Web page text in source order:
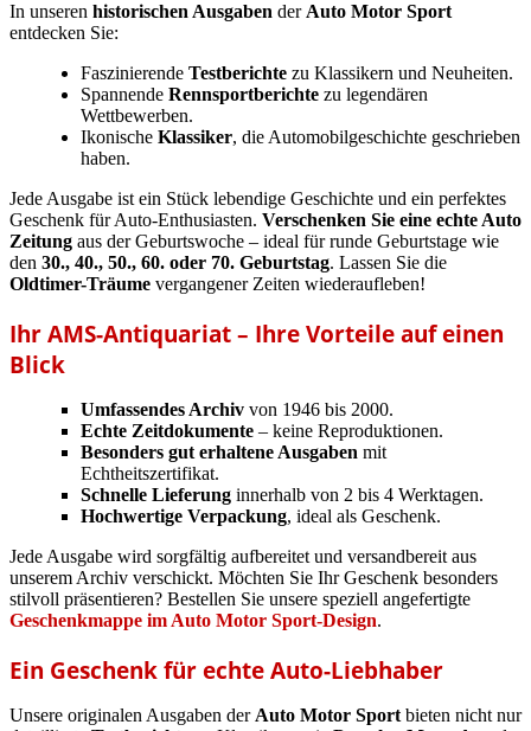
In unseren historischen Ausgaben der Auto Motor Sport
entdecken Sie:
Faszinierende Testberichte zu Klassikern und Neuheiten.
Spannende Rennsportberichte zu legendären
Wettbewerben.
Ikonische Klassiker, die Automobilgeschichte geschrieben
haben.
Jede Ausgabe ist ein Stück lebendige Geschichte und ein perfektes
Geschenk für Auto-Enthusiasten. Verschenken Sie eine echte Auto
Zeitung aus der Geburtswoche – ideal für runde Geburtstage wie
den 30., 40., 50., 60. oder 70. Geburtstag. Lassen Sie die
Oldtimer-Träume vergangener Zeiten wiederaufleben!
Ihr AMS-Antiquariat – Ihre Vorteile auf einen
Blick
Umfassendes Archiv von 1946 bis 2000.
Echte Zeitdokumente – keine Reproduktionen.
Besonders gut erhaltene Ausgaben mit
Echtheitszertifikat.
Schnelle Lieferung innerhalb von 2 bis 4 Werktagen.
Hochwertige Verpackung, ideal als Geschenk.
Jede Ausgabe wird sorgfältig aufbereitet und versandbereit aus
unserem Archiv verschickt. Möchten Sie Ihr Geschenk besonders
stilvoll präsentieren? Bestellen Sie unsere speziell angefertigte
Geschenkmappe im Auto Motor Sport-Design.
Ein Geschenk für echte Auto-Liebhaber
Unsere originalen Ausgaben der Auto Motor Sport bieten nicht nur